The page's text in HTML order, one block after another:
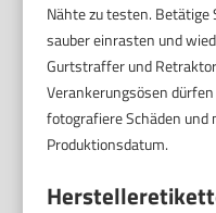
Nähte zu testen.
sauber einrasten und
Gurtstraffer und
Verankerungsösen
fotografiere Schäden
Produktionsdatum.